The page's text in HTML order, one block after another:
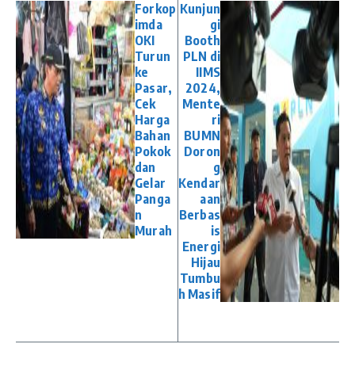
Forkop
imda
OKI
Turun
ke
Pasar,
Cek
Harga
Bahan
Pokok
dan
Gelar
Panga
n
Murah
Kunjun
gi
Booth
PLN di
IIMS
2024,
Mente
ri
BUMN
Doron
g
Kendar
aan
Berbas
is
Energi
Hijau
Tumbu
h Masif